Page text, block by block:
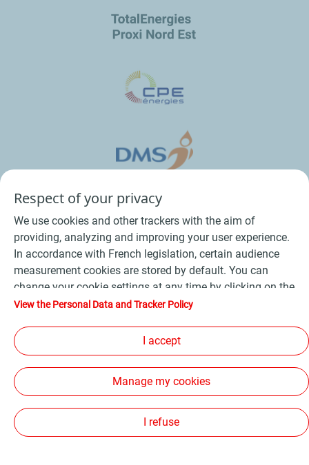
Conditions Générales de Vente Bois
Conditions Générales d’Utilisation
Cookies - Plan du site -
Les sites de la compagnie TotalEnergies
Accessibilité: non conforme
Respect of your privacy
We use cookies and other trackers with the aim of
providing, analyzing and improving your user experience.
In accordance with French legislation, certain audience
measurement cookies are stored by default. You can
change your cookie settings at any time by clicking on the
"Manage my cookies" button. By clicking on the "Accept"
device. If you click on "Decline", only the technical cookies
required for the site to function correctly will be used. For
more information, refer to the "Personal Data and Tracker
Policy" page.
View the Personal Data and Tracker Policy
I accept
Manage my cookies
I refuse